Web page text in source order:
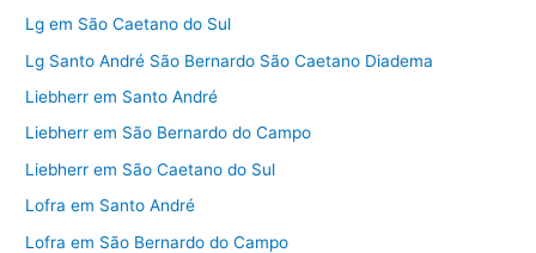
Lg em São Caetano do Sul
Lg Santo André São Bernardo São Caetano Diadema
Liebherr em Santo André
Liebherr em São Bernardo do Campo
Liebherr em São Caetano do Sul
Lofra em Santo André
Lofra em São Bernardo do Campo